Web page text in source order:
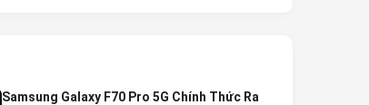
Samsung Galaxy F70 Pro 5G Chính Thức Ra